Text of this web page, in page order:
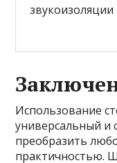
звукоизоляции
Использование
универсальный и
преобразить
практичностью.